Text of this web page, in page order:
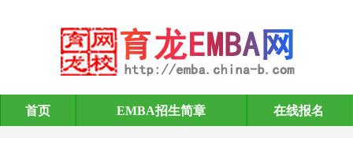
EMBA招生简章
首页 EMBA招生简章 在线报名